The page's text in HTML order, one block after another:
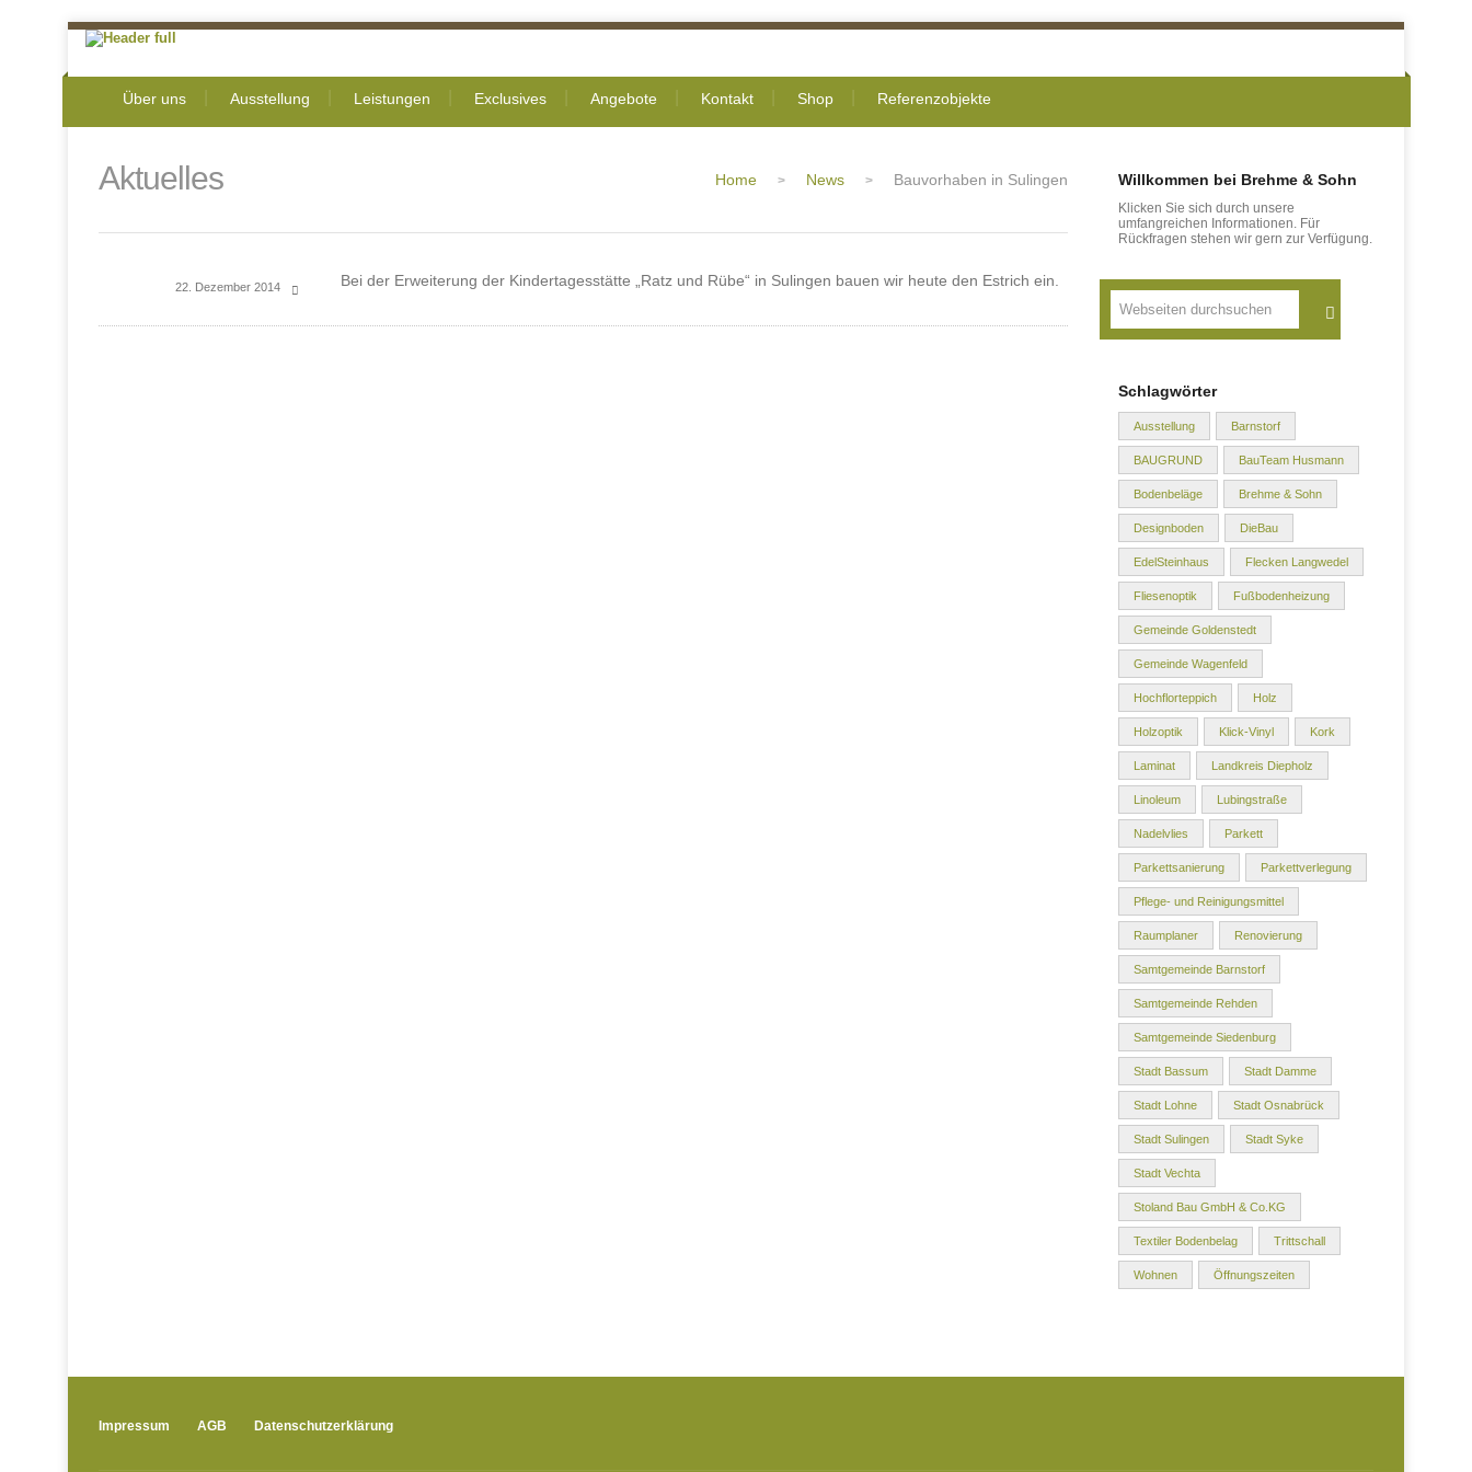
Über uns Ausstellung Leistungen Exclusives Angebote Kontakt Shop Referenzobjekte
Aktuelles Home > News > Bauvorhaben in Sulingen
22. Dezember 2014 Bei der Erweiterung der Kindertagesstätte „Ratz und Rübe“ in Sulingen bauen wir heute den Estrich ein.
Willkommen bei Brehme & Sohn
Klicken Sie sich durch unsere
umfangreichen Informationen. Für
Rückfragen stehen wir gern zur Verfügung.
Suche
Schlagwörter
Ausstellung Barnstorf
BAUGRUND BauTeam Husmann
Bodenbeläge Brehme & Sohn
Designboden DieBau
EdelSteinhaus Flecken Langwedel
Fliesenoptik Fußbodenheizung
Gemeinde Goldenstedt
Gemeinde Wagenfeld
Hochflorteppich Holz
Holzoptik Klick-Vinyl Kork
Laminat Landkreis Diepholz
Linoleum Lubingstraße
Nadelvlies Parkett
Parkettsanierung Parkettverlegung
Pflege- und Reinigungsmittel
Raumplaner Renovierung
Samtgemeinde Barnstorf
Samtgemeinde Rehden
Samtgemeinde Siedenburg
Stadt Bassum Stadt Damme
Stadt Lohne Stadt Osnabrück
Stadt Sulingen Stadt Syke
Stadt Vechta
Stoland Bau GmbH & Co.KG
Textiler Bodenbelag Trittschall
Wohnen Öffnungszeiten
Impressum AGB Datenschutzerklärung